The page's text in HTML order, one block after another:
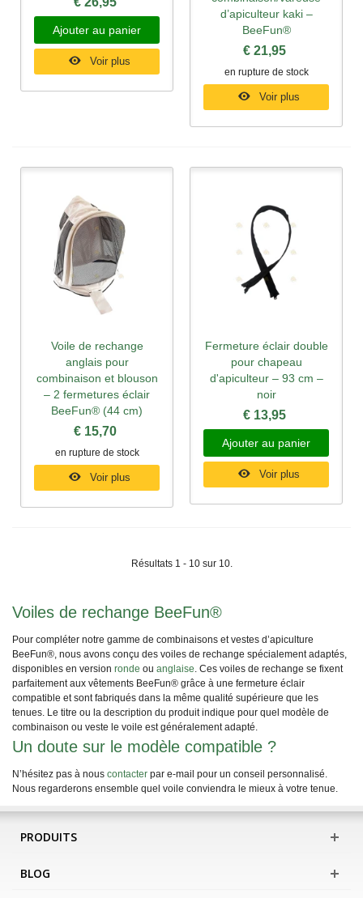
Ajouter au panier
Voir plus
d’apiculteur kaki –
BeeFun®
€ 21,95
en rupture de stock
Voir plus
Voile de rechange
anglais pour
combinaison et blouson
– 2 fermetures éclair
BeeFun® (44 cm)
€ 15,70
en rupture de stock
Voir plus
Fermeture éclair double
pour chapeau
d'apiculteur – 93 cm –
noir
€ 13,95
Ajouter au panier
Voir plus
Résultats 1 - 10 sur 10.
Voiles de rechange BeeFun®
Pour compléter notre gamme de combinaisons et vestes d’apiculture
BeeFun®, nous avons conçu des voiles de rechange spécialement adaptés,
disponibles en version ronde ou anglaise. Ces voiles de rechange se fixent
parfaitement aux vêtements BeeFun® grâce à une fermeture éclair
compatible et sont fabriqués dans la même qualité supérieure que les
tenues. Le titre ou la description du produit indique pour quel modèle de
combinaison ou veste le voile est généralement adapté.
Un doute sur le modèle compatible ?
N’hésitez pas à nous contacter par e-mail pour un conseil personnalisé.
Nous regarderons ensemble quel voile conviendra le mieux à votre tenue.
PRODUITS
BLOG